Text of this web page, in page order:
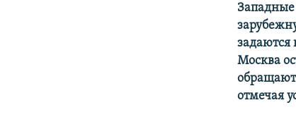
Западные
задаются
Москва
обращают
отмечая